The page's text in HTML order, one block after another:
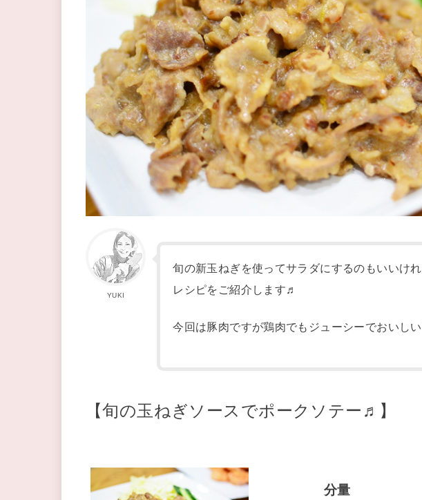
YUKI
旬の新玉ねぎを使ってサラダにするのもいいけ
レシピをご紹介します♬
今回は豚肉ですが鶏肉でもジューシーでおいし
【旬の玉ねぎソースでポークソテー♬】
分量